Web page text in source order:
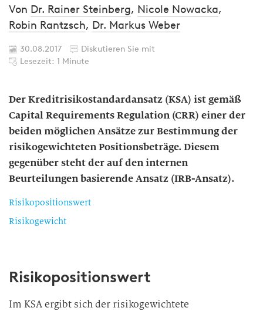
Von Dr. Rainer Steinberg, Nicole Nowacka,
Robin Rantzsch, Dr. Markus Weber
30.08.2017
Diskutieren Sie mit
Lesezeit: 1 Minute
Der Kreditrisikostandardansatz (KSA) ist gemäß
Capital Requirements Regulation (CRR) einer der
beiden möglichen Ansätze zur Bestimmung der
risikogewichteten Positionsbeträge. Diesem
gegenüber steht der auf den internen
Beurteilungen basierende Ansatz (IRB-Ansatz).
Risikopositionswert
Risikogewicht
Risikopositionswert
Im KSA ergibt sich der risikogewichtete